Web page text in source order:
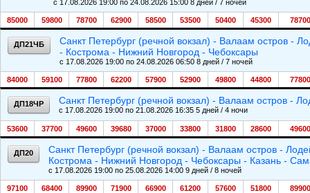
c 17.08.2026 19:00 по 24.08.2026 15:00 8 дней / 7 ночей
85000 59800 78700 62900 58500 53500 50400 45300 78700
ДП21ЧБ
Санкт Петербург (речной вокзал) - Валаам остров -
- Кострома - Нижний Новгород - Чебоксары
c 17.08.2026 19:00 по 24.08.2026 06:50 8 дней / 7 ночей
84000 59100 77800 62200 57900 52900 49800 44800 77800
ДП18ЧР Санкт Петербург (речной вокзал) - Валаам остров -
c 17.08.2026 19:00 по 21.08.2026 16:35 5 дней / 4 ночи
53600 37700 49600 39680 37000 33800 31800 28600 49600
ДП20
Санкт Петербург (речной вокзал) - Валаам остров -
Кострома - Нижний Новгород - Чебоксары - Казань -
c 17.08.2026 19:00 по 25.08.2026 14:00 9 дней / 8 ночей
97100 68400 89900 71900 66900 61200 57600 51800 89900